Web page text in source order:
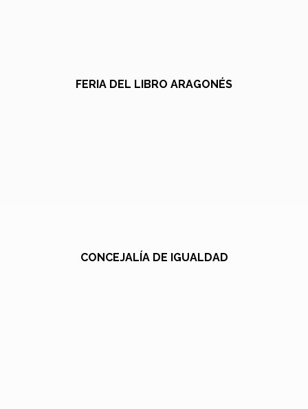
FERIA DEL LIBRO ARAGONÉS
CONCEJALÍA DE IGUALDAD